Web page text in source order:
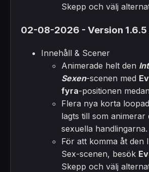
Skepp och välj
02-08-2026 - Version
Innehåll & Scener
Animerade helt den
Sexen-scenen med
fyra-positionen medan
Flera nya korta
lagts till som animerar
sexuella handlingarna.
För att komma åt den
Sex-scenen, besök
Skepp och välj